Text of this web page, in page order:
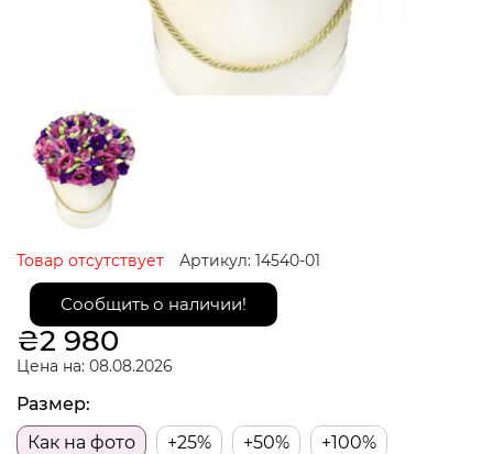
Товар отсутствует Артикул: 14540-01
₴2 980
Цена на: 08.08.2026
Сообщить о наличии!
Размер:
Как на фото
+25% +50% +100%